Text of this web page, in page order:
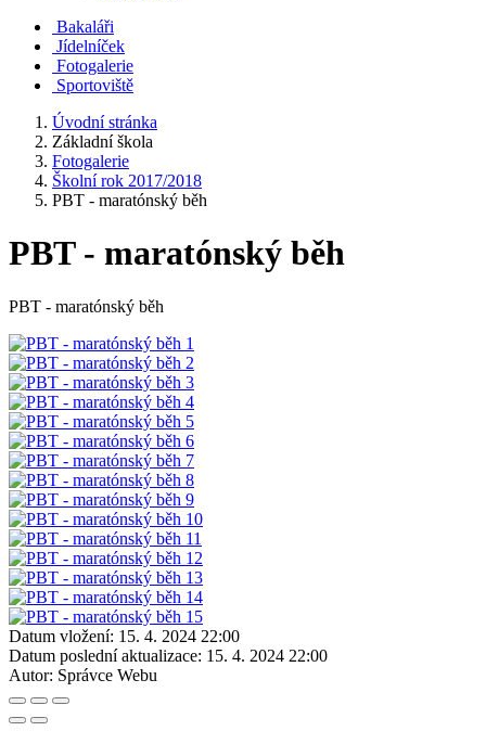
Bakaláři
Jídelníček
Fotogalerie
Sportoviště
Úvodní stránka
Základní škola
Fotogalerie
Školní rok 2017/2018
PBT - maratónský běh
PBT - maratónský běh
PBT - maratónský běh
Datum vložení: 15. 4. 2024 22:00
Datum poslední aktualizace: 15. 4. 2024 22:00
Autor: Správce Webu